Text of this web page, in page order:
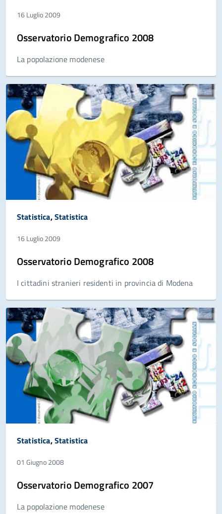
16 Luglio 2009
Osservatorio Demografico 2008
La popolazione modenese
Statistica,Statistica
16 Luglio 2009
Osservatorio Demografico 2008
I cittadini stranieri residenti in provincia di Modena
Statistica,Statistica
01 Giugno 2008
Osservatorio Demografico 2007
La popolazione modenese